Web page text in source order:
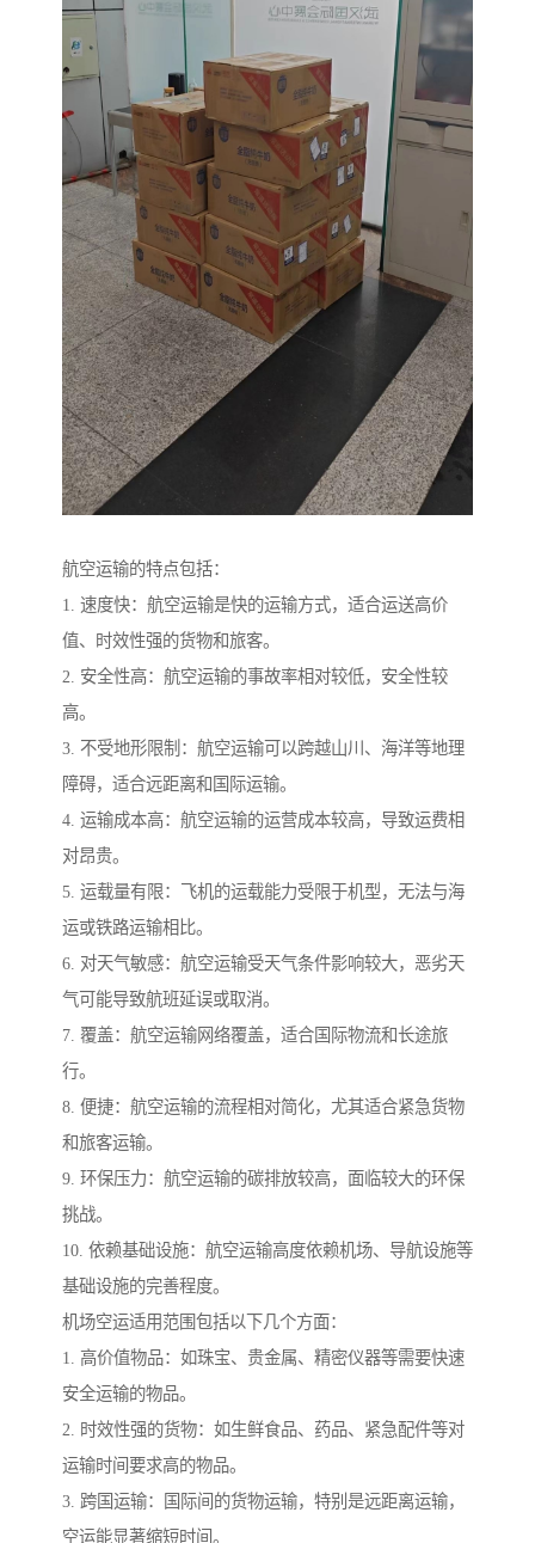
航空运输的特点包括：
1. 速度快：航空运输是快的运输方式，适合运送高价
值、时效性强的货物和旅客。
2. 安全性高：航空运输的事故率相对较低，安全性较
高。
3. 不受地形限制：航空运输可以跨越山川、海洋等地理
障碍，适合远距离和国际运输。
4. 运输成本高：航空运输的运营成本较高，导致运费相
对昂贵。
5. 运载量有限：飞机的运载能力受限于机型，无法与海
运或铁路运输相比。
6. 对天气敏感：航空运输受天气条件影响较大，恶劣天
气可能导致航班延误或取消。
7. 覆盖：航空运输网络覆盖，适合国际物流和长途旅
行。
8. 便捷：航空运输的流程相对简化，尤其适合紧急货物
和旅客运输。
9. 环保压力：航空运输的碳排放较高，面临较大的环保
挑战。
10. 依赖基础设施：航空运输高度依赖机场、导航设施等
基础设施的完善程度。
机场空运适用范围包括以下几个方面：
1. 高价值物品：如珠宝、贵金属、精密仪器等需要快速
安全运输的物品。
2. 时效性强的货物：如生鲜食品、药品、紧急配件等对
运输时间要求高的物品。
3. 跨国运输：国际间的货物运输，特别是远距离运输，
空运能显著缩短时间。